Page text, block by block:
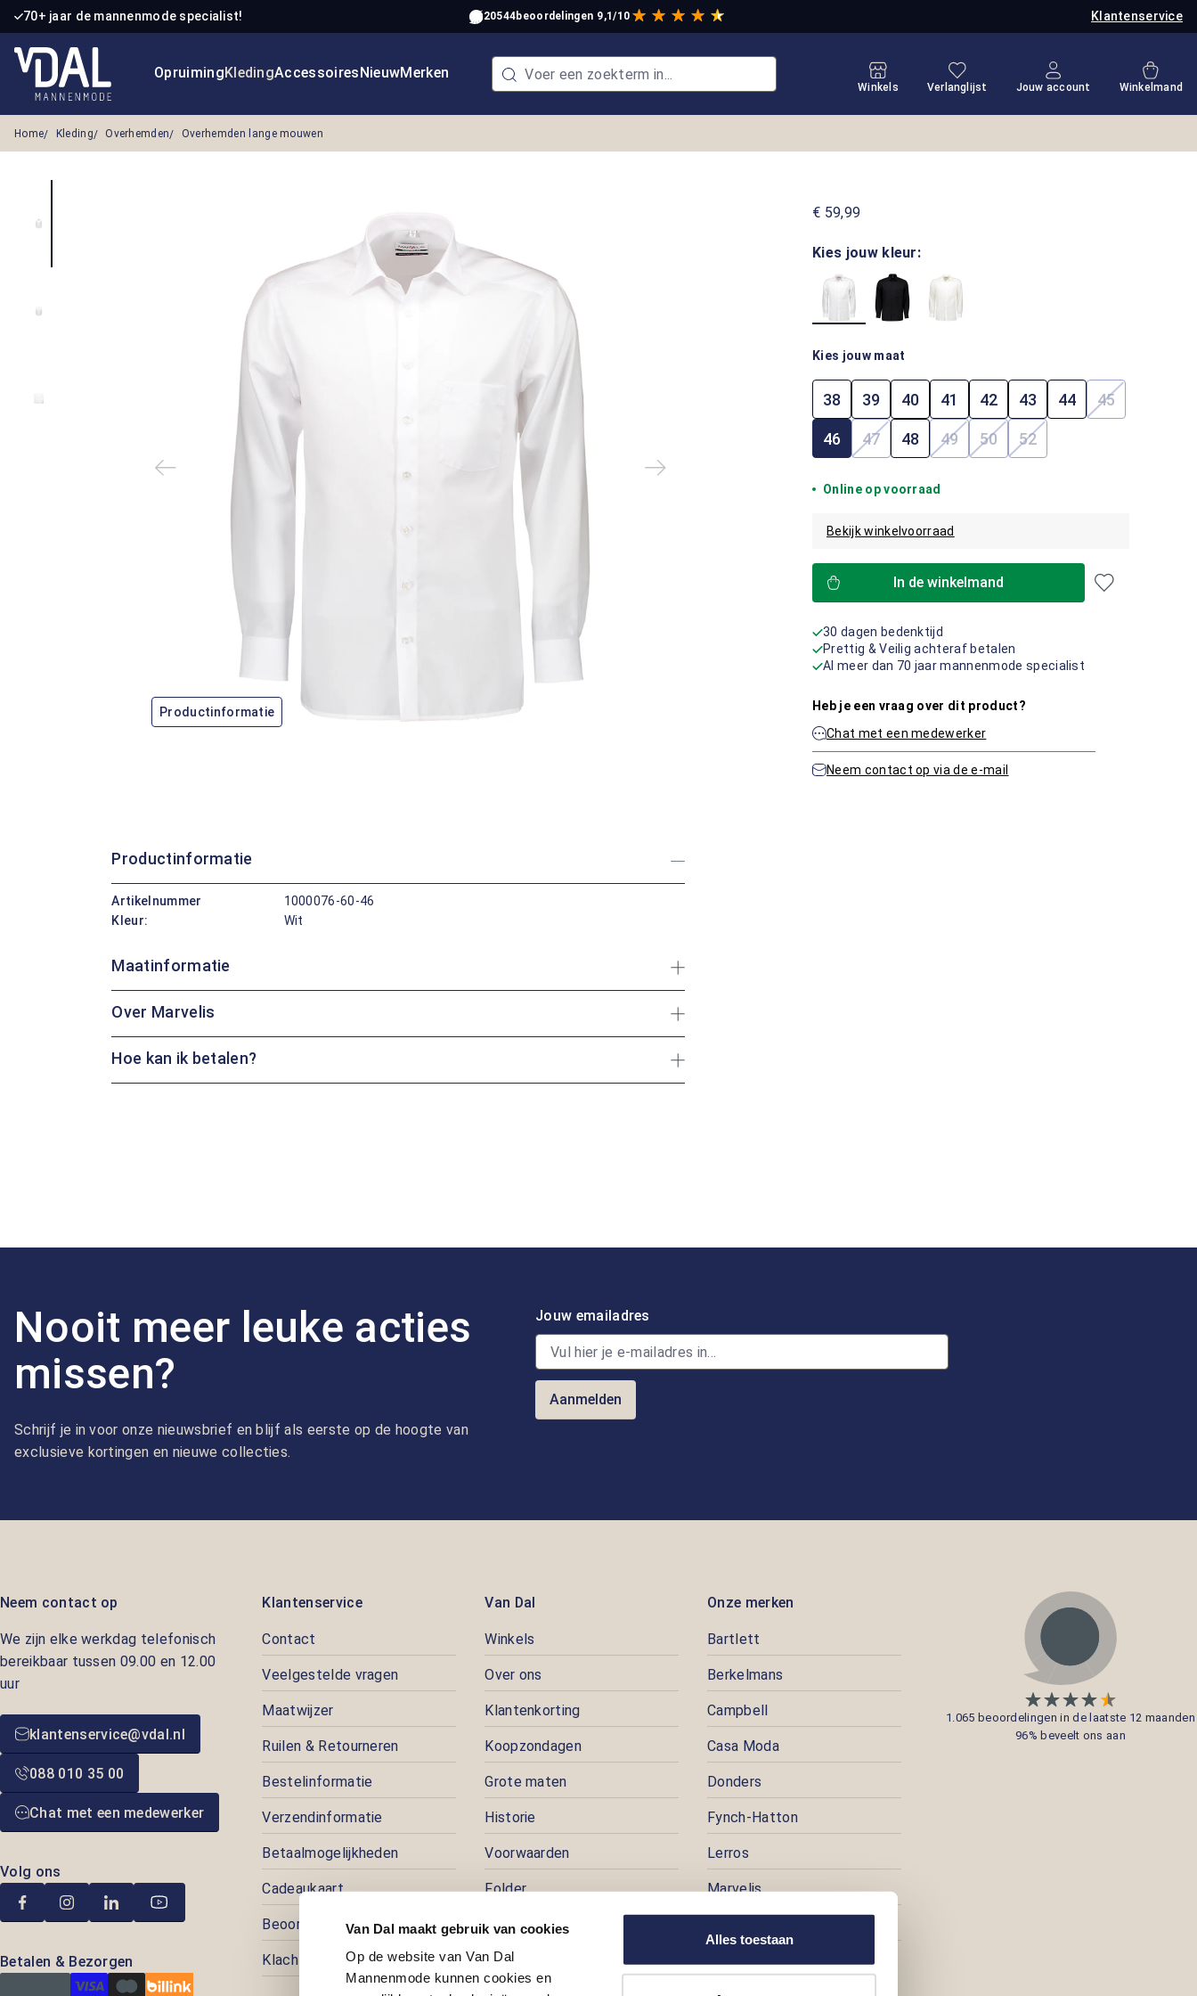
Van Dal maakt gebruik van cookies
Op de website van Van Dal
Mannenmode kunnen cookies en
Alles toestaan
de hoofdinhoud
Ga naar de zoekopdracht
Ga naar de hoofdnavigatie
70+ jaar de mannenmode specialist! Klantenservice
20544beoordelingen 9,1/10
OpruimingKledingAccessoiresNieuwMerken
Winkels
Je hebt 0 items op je verlanglijstje
Verlanglijst Jouw account Winkelmand
Home Kleding Overhemden Overhemden lange mouwen
Productinformatie
€ 59,99
Kies jouw kleur:
Kies jouw maat
38 39 40 41 42 43 44 45(Deze optie
46 47(Deze optie is momenteel niet beschikbaar.)
48 49(Deze optie is momenteel niet
50(Deze optie is momenteel niet
52(Deze optie is momenteel
Online op voorraad
Bekijk winkelvoorraad
In de winkelmand
30 dagen bedenktijd
Prettig & Veilig achteraf betalen
Al meer dan 70 jaar mannenmode specialist
Heb je een vraag over dit product?
Chat met een medewerker
Neem contact op via de e-mail
Productinformatie
Artikelnummer
1000076-60-46
Kleur:
Wit
Maatinformatie
Over Marvelis
Hoe kan ik betalen?
Nooit meer leuke acties
missen?
Schrijf je in voor onze nieuwsbrief en blijf als eerste op de hoogte van
exclusieve kortingen en nieuwe collecties.
Jouw emailadres
Aanmelden
Neem contact op
We zijn elke werkdag telefonisch
bereikbaar tussen 09.00 en 12.00
uur
klantenservice@vdal.nl
088 010 35 00
Chat met een medewerker
Volg ons
Betalen & Bezorgen
Klantenservice
Contact
Veelgestelde vragen
Maatwijzer
Ruilen & Retourneren
Bestelinformatie
Verzendinformatie
Betaalmogelijkheden
Cadeaukaart
Beoordelingen
Klachtenafhandeling
Van Dal
Winkels
Over ons
Klantenkorting
Koopzondagen
Grote maten
Historie
Voorwaarden
Folder
Pers
Prijspuzzel
Onze merken
Bartlett
Berkelmans
Campbell
Casa Moda
Donders
Fynch-Hatton
Lerros
Marvelis
1.065 beoordelingen in de laatste 12 maanden
96% beveelt ons aan